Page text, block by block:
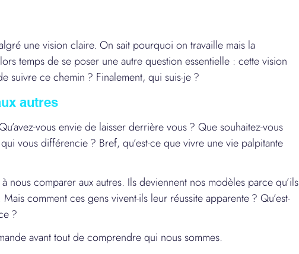
une vision claire. On sait pourquoi on travaille mais la
temps de se poser une autre question essentielle : cette vision
suivre ce chemin ? Finalement, qui suis-je ?
autres
vous envie de laisser derrière vous ? Que souhaitez-vous
vous différencie ? Bref, qu’est-ce que vivre une vie palpitante
nous comparer aux autres. Ils deviennent nos modèles parce qu’ils
comment ces gens vivent-ils leur réussite apparente ? Qu’est-
?
avant tout de comprendre qui nous sommes.